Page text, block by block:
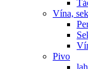
Vína,
Pivo